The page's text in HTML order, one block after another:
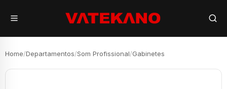
Home/Departamentos/Som Profissional/Gabinetes